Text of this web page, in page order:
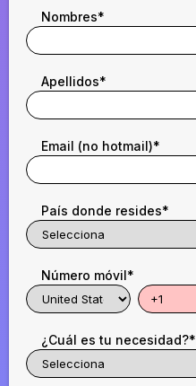
Nombres*
Apellidos*
Email (no hotmail)*
País donde resides*
Número móvil *
¿Cuál es tu necesidad?*